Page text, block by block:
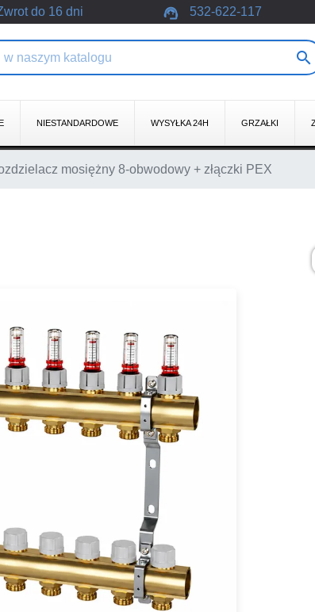
do 16 dni support_agent 532-622-117

NIESTANDARDOWE WYSYŁKA 24H GRZAŁKI
mosiężny 8-obwodowy + złączki PEX